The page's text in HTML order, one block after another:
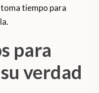
tiempo para
para
verdad